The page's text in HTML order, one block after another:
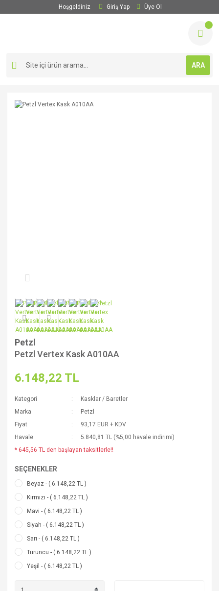
Hoşgeldiniz Giriş Yap Üye Ol
ARA
Petzl
Petzl Vertex Kask A010AA
6.148,22 TL
Kategori
Kasklar / Baretler
Marka
Petzl
Fiyat
93,17 EUR + KDV
Havale
5.840,81 TL (%5,00 havale indirimi)
* 645,56 TL den başlayan taksitlerle!!
SEÇENEKLER
Beyaz - ( 6.148,22 TL )
Kırmızı - ( 6.148,22 TL )
Mavi - ( 6.148,22 TL )
Siyah - ( 6.148,22 TL )
Sarı - ( 6.148,22 TL )
Turuncu - ( 6.148,22 TL )
Yeşil - ( 6.148,22 TL )